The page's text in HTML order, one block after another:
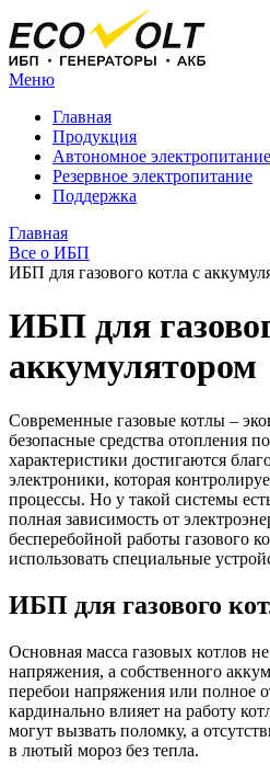
Меню
Главная
Продукция
Автономное электропитание
Резервное электропитание
Поддержка
Главная
Все о ИБП
ИБП для газового котла с
ИБП для
аккумулятором
Современные газовые котлы –
безопасные средства отопления
характеристики достигаются
электроники, которая
процессы. Но у такой системы
полная зависимость от
бесперебойной работы газового
использовать специальные
ИБП для газового
Основная масса газовых котлов
напряжения, а собственного
перебои напряжения или полное
кардинально влияет на работу
могут вызвать поломку, а
в лютый мороз без тепла.